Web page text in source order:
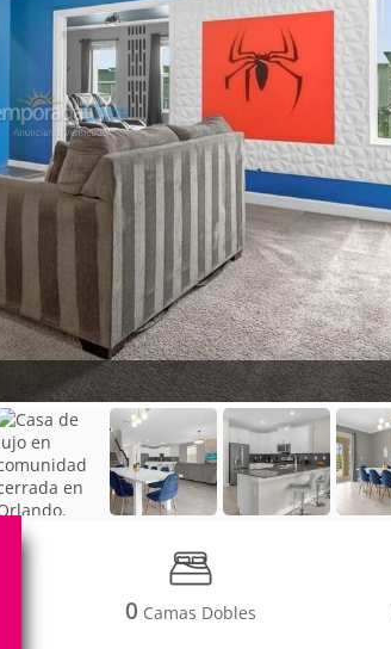
0 Camas Dobles